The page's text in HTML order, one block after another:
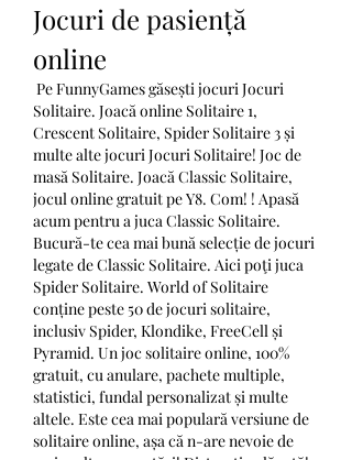
Jocuri de pasiență
online
Solitaire. Joacă online Solitaire 1,
Crescent Solitaire, Spider Solitaire 3 și
multe alte jocuri Jocuri Solitaire! Joc de
masă Solitaire. Joacă Classic Solitaire,
jocul online gratuit pe Y8. Com! ! Apasă
acum pentru a juca Classic Solitaire.
Bucură-te cea mai bună selecție de jocuri
legate de Classic Solitaire. Aici poţi juca
Spider Solitaire. World of Solitaire
conține peste 50 de jocuri solitaire,
inclusiv Spider, Klondike, FreeCell și
Pyramid. Un joc solitaire online, 100%
gratuit, cu anulare, pachete multiple,
statistici, fundal personalizat și multe
altele. Este cea mai populară versiune de
solitaire online, așa că n-are nevoie de